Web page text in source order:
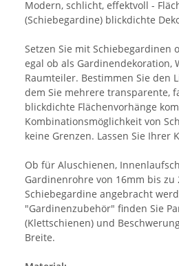
Modern, schlicht, effektvoll -
(Schiebegardine) blickdichte
Setzen Sie mit Schiebegardinen
egal ob als Gardinendekoration,
Raumteiler. Bestimmen Sie den
dem Sie mehrere transparente,
blickdichte Flächenvorhänge
Kombinationsmöglichkeit von
keine Grenzen. Lassen Sie Ihrer
Ob für Aluschienen,
Gardinenrohre von 16mm bis zu
Schiebegardine angebracht
"Gardinenzubehör" finden Sie
(Klettschienen) und
Breite.